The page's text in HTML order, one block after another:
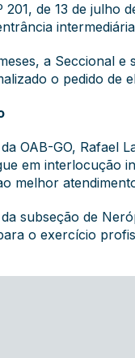
201, de 13 de julho
a Seccional e
o pedido de
OAB-GO, Rafael
em interlocução
melhor
subseção de
o exercício